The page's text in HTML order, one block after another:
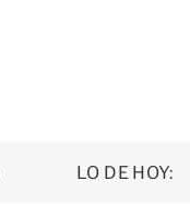
LO DE HOY: